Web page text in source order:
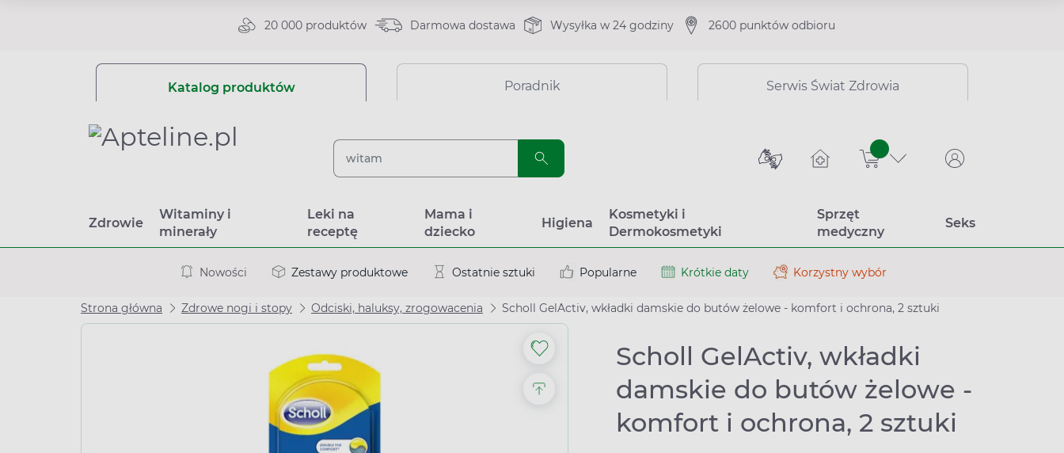
20 000 produktów Darmowa dostawa Wysyłka w 24 godziny 2600 punktów odbioru
Katalog produktów Poradnik Serwis Świat Zdrowia
sztuk
Zdrowie
Witaminy i
minerały
Leki na
receptę
Mama i
dziecko
Higiena
Kosmetyki i
Dermokosmetyki
Sprzęt
medyczny
Seks
Nowości Zestawy produktowe Ostatnie sztuki Popularne Krótkie daty Korzystny wybór
Strona główna Zdrowe nogi i stopy Odciski, haluksy, zrogowacenia Scholl GelActiv, wkładki damskie do butów żelowe - komfort i ochrona, 2 sztuki
Scholl GelActiv, wkładki
damskie do butów żelowe -
komfort i ochrona, 2 sztuki